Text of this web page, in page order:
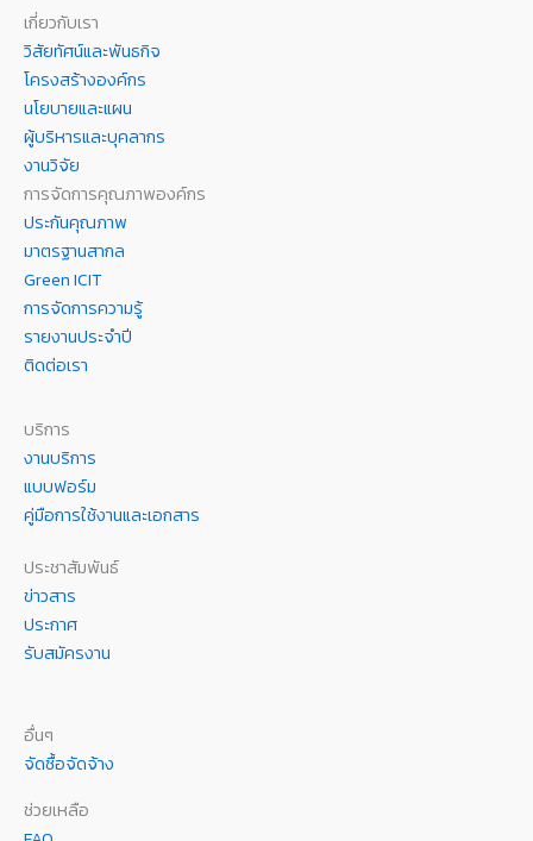
เกี่ยวกับเรา
วิสัยทัศน์และพันธกิจ
โครงสร้างองค์กร
นโยบายและแผน
ผู้บริหารและบุคลากร
งานวิจัย
การจัดการคุณภาพองค์กร
ประกันคุณภาพ
มาตรฐานสากล
Green ICIT
การจัดการความรู้
รายงานประจำปี
ติดต่อเรา
บริการ
งานบริการ
แบบฟอร์ม
คู่มือการใช้งานและเอกสาร
ประชาสัมพันธ์
ข่าวสาร
ประกาศ
รับสมัครงาน
อื่นๆ
จัดซื้อจัดจ้าง
ช่วยเหลือ